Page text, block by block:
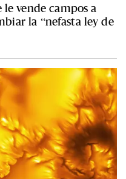
vende campos a
la “nefasta ley de